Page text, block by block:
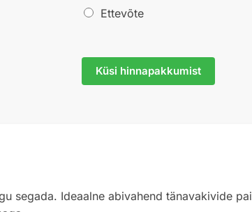
Ettevõte
Küsi hinnapakkumist
segada. Ideaalne abivahend tänavakivide